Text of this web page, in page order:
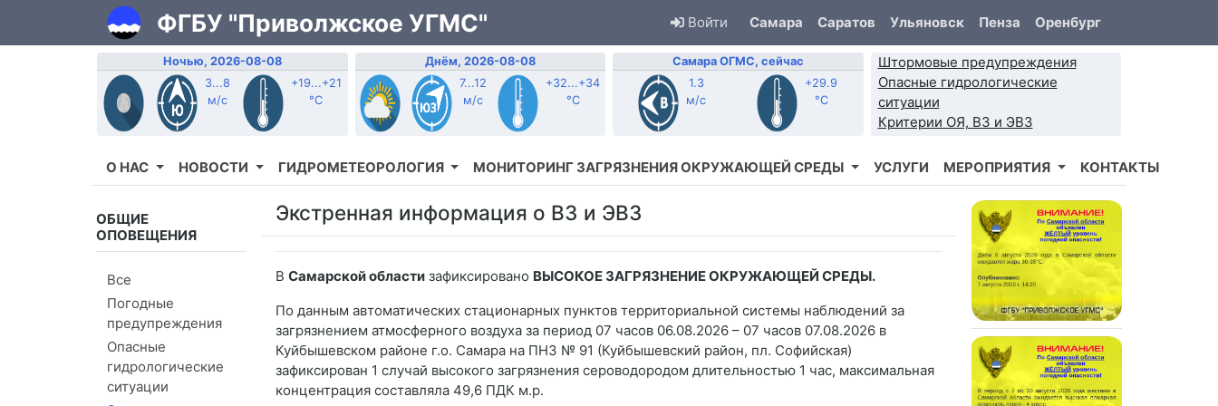
ФГБУ "Приволжское УГМС" Войти Самара Саратов Ульяновск Пенза Оренбург
Ночью, 2026-08-08
3...8
м/с
+19...+21
°C
Днём, 2026-08-08
7...12
м/с
+32...+34
°C
Самара ОГМС, сейчас
1.3
м/с
+29.9
°C
Штормовые предупреждения
Опасные гидрологические
ситуации
Критерии ОЯ, ВЗ и ЭВЗ
О НАС НОВОСТИ ГИДРОМЕТЕОРОЛОГИЯ МОНИТОРИНГ ЗАГРЯЗНЕНИЯ ОКРУЖАЮЩЕЙ СРЕДЫ УСЛУГИ МЕРОПРИЯТИЯ КОНТАКТЫ
ОБЩИЕ
ОПОВЕЩЕНИЯ
Все
Погодные
предупреждения
Опасные
гидрологические
ситуации
Экстренная информация о ВЗ и ЭВЗ
В Самарской области зафиксировано ВЫСОКОЕ ЗАГРЯЗНЕНИЕ ОКРУЖАЮЩЕЙ СРЕДЫ.
По данным автоматических стационарных пунктов территориальной системы наблюдений за
загрязнением атмосферного воздуха за период 07 часов 06.08.2026 – 07 часов 07.08.2026 в
Куйбышевском районе г.о. Самара на ПНЗ № 91 (Куйбышевский район, пл. Софийская)
зафиксирован 1 случай высокого загрязнения сероводородом длительностью 1 час, максимальная
концентрация составляла 49,6 ПДК м.р.